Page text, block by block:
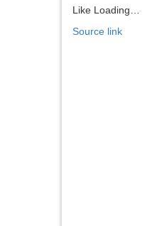
Like Loading…
Source link